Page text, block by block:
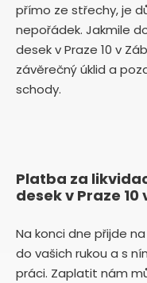
přímo ze střechy, je
nepořádek. Jakmile
desek v Praze 10 v
závěrečný úklid a
schody.
Platba za
desek v Praze
Na konci dne přijde
do vašich rukou a s
práci. Zaplatit nám